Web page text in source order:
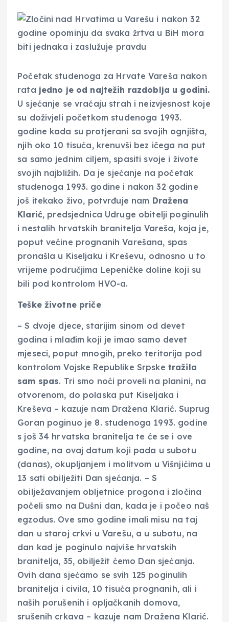
Početak studenoga za Hrvate Vareša nakon
rata jedno je od najtežih razdoblja u godini.
U sjećanje se vraćaju strah i neizvjesnost koje
su doživjeli početkom studenoga 1993.
godine kada su protjerani sa svojih ognjišta,
njih oko 10 tisuća, krenuvši bez ičega na put
sa samo jednim ciljem, spasiti svoje i živote
svojih najbližih. Da je sjećanje na početak
studenoga 1993. godine i nakon 32 godine
još itekako živo, potvrđuje nam Dražena
Klarić, predsjednica Udruge obitelji poginulih
i nestalih hrvatskih branitelja Vareša, koja je,
poput većine prognanih Varešana, spas
pronašla u Kiseljaku i Kreševu, odnosno u to
vrijeme područjima Lepeničke doline koji su
bili pod kontrolom HVO-a.
Teške životne priče
– S dvoje djece, starijim sinom od devet
godina i mlađim koji je imao samo devet
mjeseci, poput mnogih, preko teritorija pod
kontrolom Vojske Republike Srpske tražila
sam spas. Tri smo noći proveli na planini, na
otvorenom, do polaska put Kiseljaka i
Kreševa – kazuje nam Dražena Klarić. Suprug
Goran poginuo je 8. studenoga 1993. godine
s još 34 hrvatska branitelja te će se i ove
godine, na ovaj datum koji pada u subotu
(danas), okupljanjem i molitvom u Višnjićima u
13 sati obilježiti Dan sjećanja. – S
obilježavanjem obljetnice progona i zločina
počeli smo na Dušni dan, kada je i počeo naš
egzodus. Ove smo godine imali misu na taj
dan u staroj crkvi u Varešu, a u subotu, na
dan kad je poginulo najviše hrvatskih
branitelja, 35, obilježit ćemo Dan sjećanja.
Ovih dana sjećamo se svih 125 poginulih
branitelja i civila, 10 tisuća prognanih, ali i
naših porušenih i opljačkanih domova,
srušenih crkava – kazuje nam Dražena Klarić.